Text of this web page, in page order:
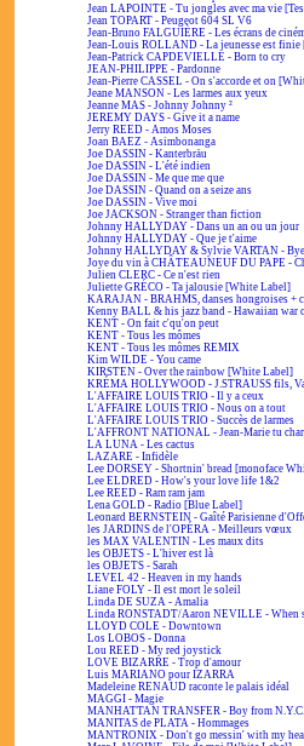
Jean LAPOINTE - Tu jongles avec ma vie
Jean TOPART - Peugeot 604 SL V6
Jean-Bruno FALGUIÈRE - Les écrans de
Jean-Louis ROLLAND - La jeunesse est finie
Jean-Patrick CAPDEVIELLE - Born to cry
JEAN-PHILIPPE - Pardonne
Jean-Pierre CASSEL - On s'accorde et on
Jeane MANSON - Les larmes aux yeux
Jeanne MAS - Johnny Johnny ²
JEREMY DAYS - Give it a name
Jerry REED - Amos Moses
Joan BAEZ - Asimbonanga
Joe DASSIN - Kanterbräu
Joe DASSIN - L'été indien
Joe DASSIN - Me que me que
Joe DASSIN - Quand on a seize ans
Joe DASSIN - Vive moi
Joe JACKSON - Stranger than fiction
Johnny HALLYDAY - Dans un an ou un jour
Johnny HALLYDAY - Que je t'aime
Johnny HALLYDAY & Sylvie VARTAN -
Joye du vin à CHÂTEAUNEUF DU PAPE -
Julien CLERC - Ce n'est rien
Juliette GRÉCO - Ta jalousie [White Label]
KARAJAN - BRAHMS, danses hongroises +
Kenny BALL & his jazz band - Hawaiian war
KENT - On fait c'qu'on peut
KENT - Tous les mômes
KENT - Tous les mômes REMIX
Kim WILDE - You came
KIRSTEN - Over the rainbow [White Label]
KRÉMA HOLLYWOOD - J.STRAUSS fils,
L'AFFAIRE LOUIS TRIO - Il y a ceux
L'AFFAIRE LOUIS TRIO - Nous on a tout
L'AFFAIRE LOUIS TRIO - Succès de larmes
L'AFFRONT NATIONAL - Jean-Marie tu
LA LUNA - Les cactus
LAZARE - Infidèle
Lee DORSEY - Shortnin' bread [monoface
Lee ELDRED - How's your love life 1&2
Lee REED - Ram ram jam
Lena GOLD - Radio [Blue Label]
Leonard BERNSTEIN - Gaîté Parisienne
les JARDINS de l'OPÉRA - Meilleurs vœux
les MAX VALENTIN - Les maux dits
les OBJETS - L'hiver est là
les OBJETS - Sarah
LEVEL 42 - Heaven in my hands
Liane FOLY - Il est mort le soleil
Linda DE SUZA - Amalia
Linda RONSTADT/Aaron NEVILLE - When
LLOYD COLE - Downtown
Los LOBOS - Donna
Lou REED - My red joystick
LOVE BIZARRE - Trop d'amour
Luis MARIANO pour IZARRA
Madeleine RENAUD raconte le palais idéal
MAGGI - Magie
MANHATTAN TRANSFER - Boy from
MANITAS de PLATA - Hommages
MANTRONIX - Don't go messin' with my